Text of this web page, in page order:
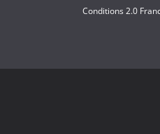
Conditions 2.0